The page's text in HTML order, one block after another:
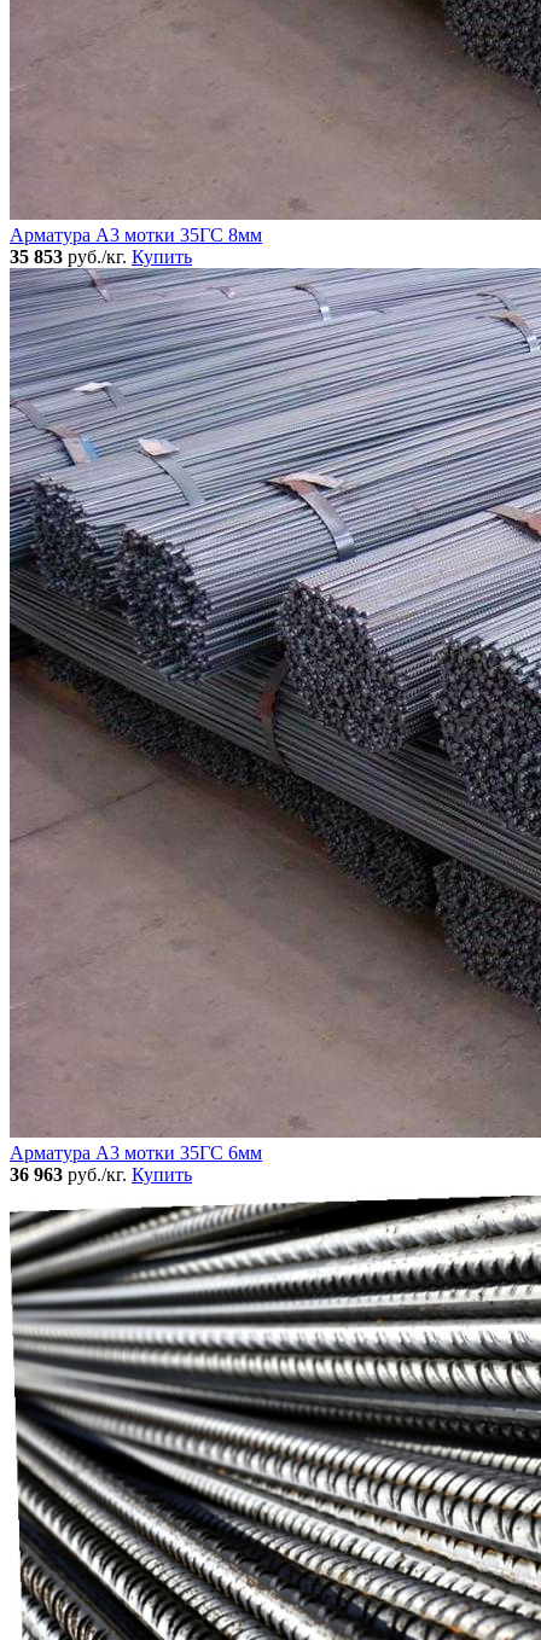
Арматура А3 мотки 35ГС 8мм
35 853 руб./кг. Купить
Арматура А3 мотки 35ГС 6мм
36 963 руб./кг. Купить